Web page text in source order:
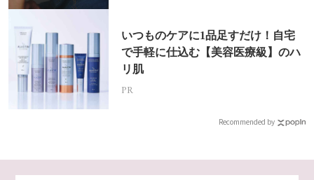
いつものケアに1品足すだけ！自宅
で手軽に仕込む【美容医療級】のハ
リ肌
PR
Recommended by